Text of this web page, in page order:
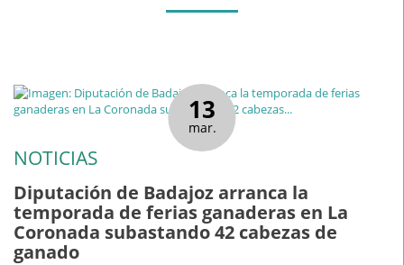
13
mar.
NOTICIAS
Diputación de Badajoz arranca la
temporada de ferias ganaderas en La
Coronada subastando 42 cabezas de
ganado